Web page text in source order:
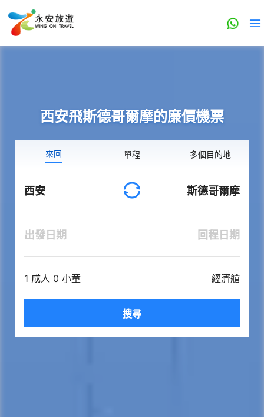
西安飛斯德哥爾摩的廉價機票
來回 單程 多個目的地
西安 斯德哥爾摩
出發日期 回程日期
1 成人 0 小童 經濟艙
搜尋